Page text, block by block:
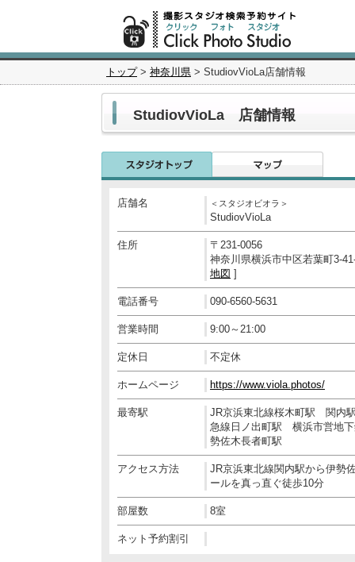
トップ> 神奈川県 > StudiovVioLa店舗情報
StudiovVioLa 店舗情報
店舗名 ＜スタジオビオラ＞
StudiovVioLa
住所
〒231-0056
神奈川県横浜市中区若葉町3-
地図 ]
電話番号 090-6560-5631
営業時間 9:00～21:00
定休日 不定休
ホームページ https://www.viola.photos/
最寄駅
JR京浜東北線桜木町駅 関内
急線日ノ出町駅 横浜市営地
勢佐木長者町駅
アクセス方法
JR京浜東北線関内駅から伊勢
ールを真っ直ぐ徒歩10分
部屋数 8室
ネット予約割引